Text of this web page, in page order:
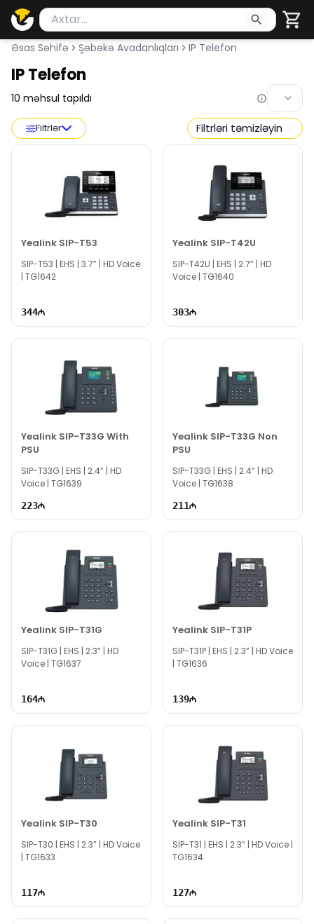
Məhsul axtar
Axtarış üçün ən azı 2 simvol yazın. Göndərmək
Əsas Səhifə Şəbəkə Avadanlıqları IP Telefon
IP Telefon
10 məhsul tapıldı
Filtrlər Filtrləri təmizləyin
Yealink SIP-T53
SIP-T53 | EHS | 3.7” | HD Voice
| TG1642
344
Yealink SIP-T42U
SIP-T42U | EHS | 2.7” | HD
Voice | TG1640
303
Yealink SIP-T33G With
PSU
SIP-T33G | EHS | 2.4” | HD
Voice | TG1639
223
Yealink SIP-T33G Non
PSU
SIP-T33G | EHS | 2.4” | HD
Voice | TG1638
211
Yealink SIP-T31G
SIP-T31G | EHS | 2.3” | HD
Voice | TG1637
164
Yealink SIP-T31P
SIP-T31P | EHS | 2.3” | HD Voice
| TG1636
139
Yealink SIP-T30
SIP-T30 | EHS | 2.3” | HD Voice
| TG1633
117
Yealink SIP-T31
SIP-T31 | EHS | 2.3” | HD Voice |
TG1634
127